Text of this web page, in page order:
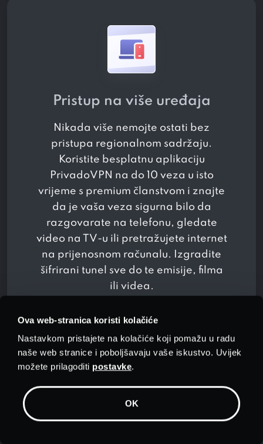
Ova web-stranica koristi kolačiće
Nastavkom pristajete na kolačiće koji pomažu u radu
naše web stranice i poboljšavaju vaše iskustvo. Uvijek
možete prilagoditi postavke.
OK
Pristup na više uređaja
Nikada više nemojte ostati bez
pristupa regionalnom sadržaju.
Koristite besplatnu aplikaciju
PrivadoVPN na do 10 veza u isto
vrijeme s premium članstvom i znajte
da je vaša veza sigurna bilo da
razgovarate na telefonu, gledate
video na TV-u ili pretražujete internet
na prijenosnom računalu. Izgradite
šifrirani tunel sve do te emisije, filma
ili videa.